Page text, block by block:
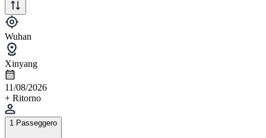
Wuhan
Xinyang
11/08/2026
+ Ritorno
1 Passeggero